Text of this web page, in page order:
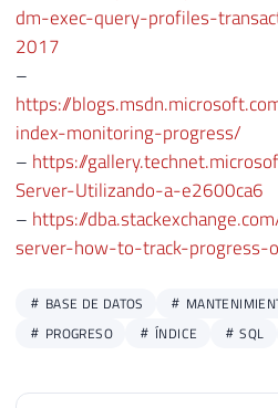
37
38
40
41
42
43
44
49
51
( [
)
SELECT
    session_id
,
    start_time
,
text
[
Qt_Linhas_Total
CONVERT( DECIMAL
(( [
dm-exec-query-profiles-
2017
–
https://
index-monitoring-progress/
– https://
Server-Utilizando-a-e2600ca6
– https://
server-how-to-track-progress-
BASE DE DATOS
PROGRESO
ÍNDICE SQL